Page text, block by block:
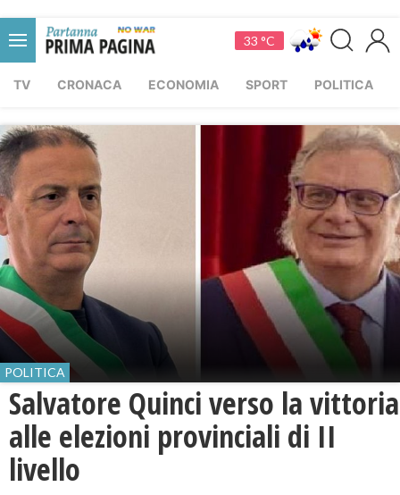
33 °C
TV CRONACA ECONOMIA SPORT POLITICA
POLITICA
Salvatore Quinci verso la vittoria
alle elezioni provinciali di II
livello